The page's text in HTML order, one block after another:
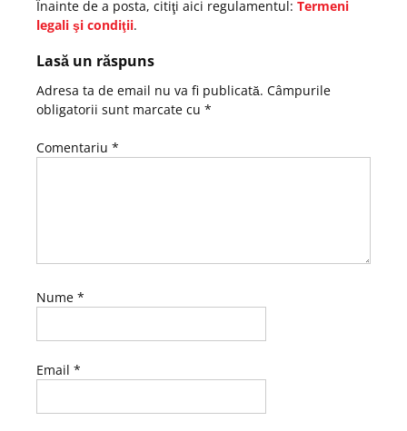
Înainte de a posta, citiţi aici regulamentul: Termeni
legali şi condiţii.
Lasă un răspuns
Adresa ta de email nu va fi publicată. Câmpurile
obligatorii sunt marcate cu *
Comentariu *
Nume *
Email *